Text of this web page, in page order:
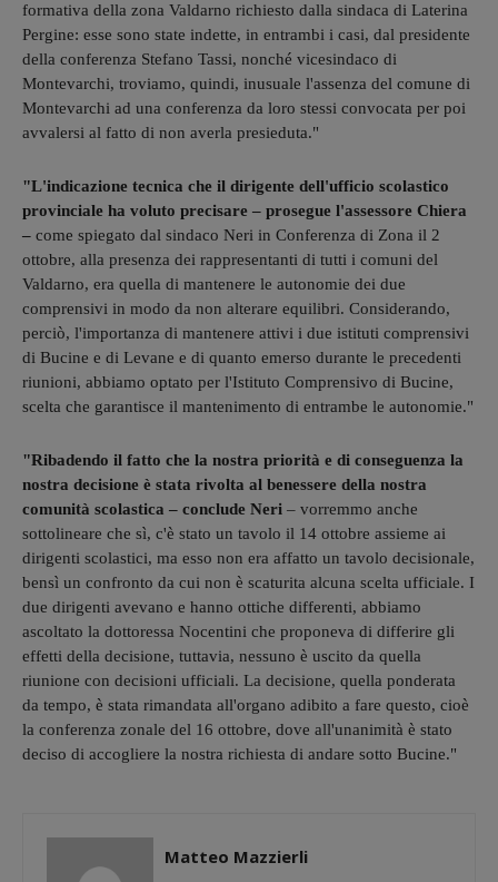
formativa della zona Valdarno richiesto dalla sindaca di Laterina
Pergine: esse sono state indette, in entrambi i casi, dal presidente
della conferenza Stefano Tassi, nonché vicesindaco di
Montevarchi, troviamo, quindi, inusuale l'assenza del comune di
Montevarchi ad una conferenza da loro stessi convocata per poi
avvalersi al fatto di non averla presieduta."
"L'indicazione tecnica che il dirigente dell'ufficio scolastico
provinciale ha voluto precisare – prosegue l'assessore Chiera
– come spiegato dal sindaco Neri in Conferenza di Zona il 2
ottobre, alla presenza dei rappresentanti di tutti i comuni del
Valdarno, era quella di mantenere le autonomie dei due
comprensivi in modo da non alterare equilibri. Considerando,
perciò, l'importanza di mantenere attivi i due istituti comprensivi
di Bucine e di Levane e di quanto emerso durante le precedenti
riunioni, abbiamo optato per l'Istituto Comprensivo di Bucine,
scelta che garantisce il mantenimento di entrambe le autonomie."
"Ribadendo il fatto che la nostra priorità e di conseguenza la
nostra decisione è stata rivolta al benessere della nostra
comunità scolastica – conclude Neri – vorremmo anche
sottolineare che sì, c'è stato un tavolo il 14 ottobre assieme ai
dirigenti scolastici, ma esso non era affatto un tavolo decisionale,
bensì un confronto da cui non è scaturita alcuna scelta ufficiale. I
due dirigenti avevano e hanno ottiche differenti, abbiamo
ascoltato la dottoressa Nocentini che proponeva di differire gli
effetti della decisione, tuttavia, nessuno è uscito da quella
riunione con decisioni ufficiali. La decisione, quella ponderata
da tempo, è stata rimandata all'organo adibito a fare questo, cioè
la conferenza zonale del 16 ottobre, dove all'unanimità è stato
deciso di accogliere la nostra richiesta di andare sotto Bucine."
Matteo Mazzierli